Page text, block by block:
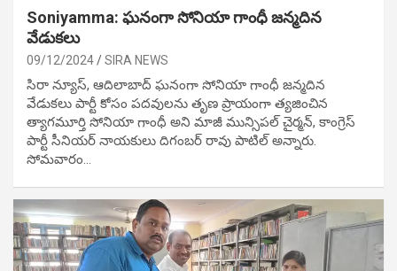
Soniyamma: ఘ‌నంగా సోనియా గాంధీ జ‌న్మ‌దిన
వేడుక‌లు
09/12/2024 SIRA NEWS
సిరా న్యూస్, ఆదిలాబాద్ ఘ‌నంగా సోనియా గాంధీ జ‌న్మ‌దిన
వేడుక‌లు పార్టీ కోసం ప‌ద‌వుల‌ను తృణ ప్రాయంగా త్య‌జించిన
త్యాగమూర్తి సోనియా గాంధీ అని మాజీ మున్సిప‌ల్ చైర్మ‌న్, కాంగ్రెస్
పార్టీ సీనియ‌ర్ నాయ‌కులు దిగంబ‌ర్ రావు పాటిల్ అన్నారు.
సోమవారం…